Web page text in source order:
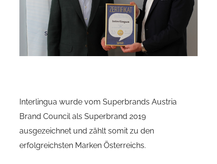
Interlingua wurde vom Superbrands Austria
Brand Council als Superbrand 2019
ausgezeichnet und zählt somit zu den
erfolgreichsten Marken Österreichs.